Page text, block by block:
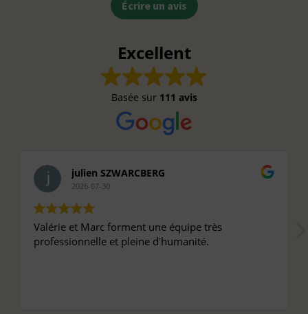
Écrire un avis
Excellent
Basée sur 111 avis
julien SZWARCBERG
2026-07-30
Valérie et Marc forment une équipe très
professionnelle et pleine d'humanité.